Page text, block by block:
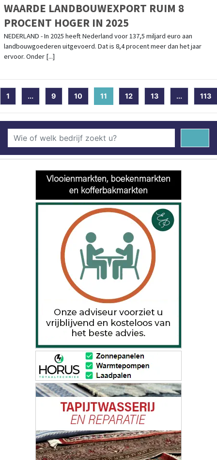
WAARDE LANDBOUWEXPORT RUIM 8
PROCENT HOGER IN 2025
NEDERLAND - In 2025 heeft Nederland voor 137,5 miljard euro aan
landbouwgoederen uitgevoerd. Dat is 8,4 procent meer dan het jaar
ervoor. Onder [...]
1 ... 9 10 11 (current)
12 13 ... 113